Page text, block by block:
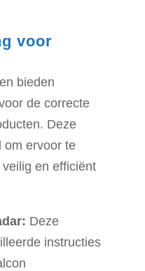
voor
bieden
de correcte
Deze
om ervoor te
en efficiënt
Deze
instructies